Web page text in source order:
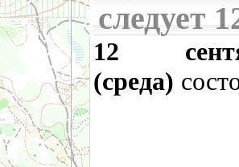
следует
12
(среда)